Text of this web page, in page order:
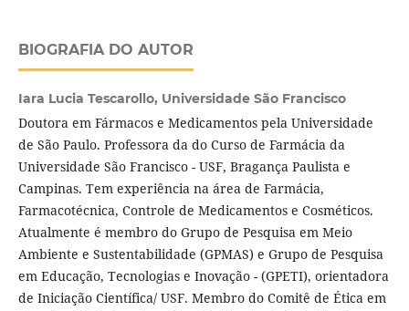
BIOGRAFIA DO AUTOR
Iara Lucia Tescarollo, Universidade São Francisco
Doutora em Fármacos e Medicamentos pela Universidade
de São Paulo. Professora da do Curso de Farmácia da
Universidade São Francisco - USF, Bragança Paulista e
Campinas. Tem experiência na área de Farmácia,
Farmacotécnica, Controle de Medicamentos e Cosméticos.
Atualmente é membro do Grupo de Pesquisa em Meio
Ambiente e Sustentabilidade (GPMAS) e Grupo de Pesquisa
em Educação, Tecnologias e Inovação - (GPETI), orientadora
de Iniciação Científica/ USF. Membro do Comitê de Ética em